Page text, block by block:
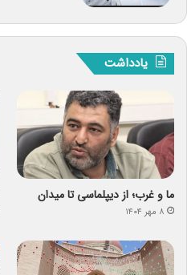
یادداشت
ما و غرب؛ از دیپلماسی تا میدان
۸ مهر ۱۴۰۴